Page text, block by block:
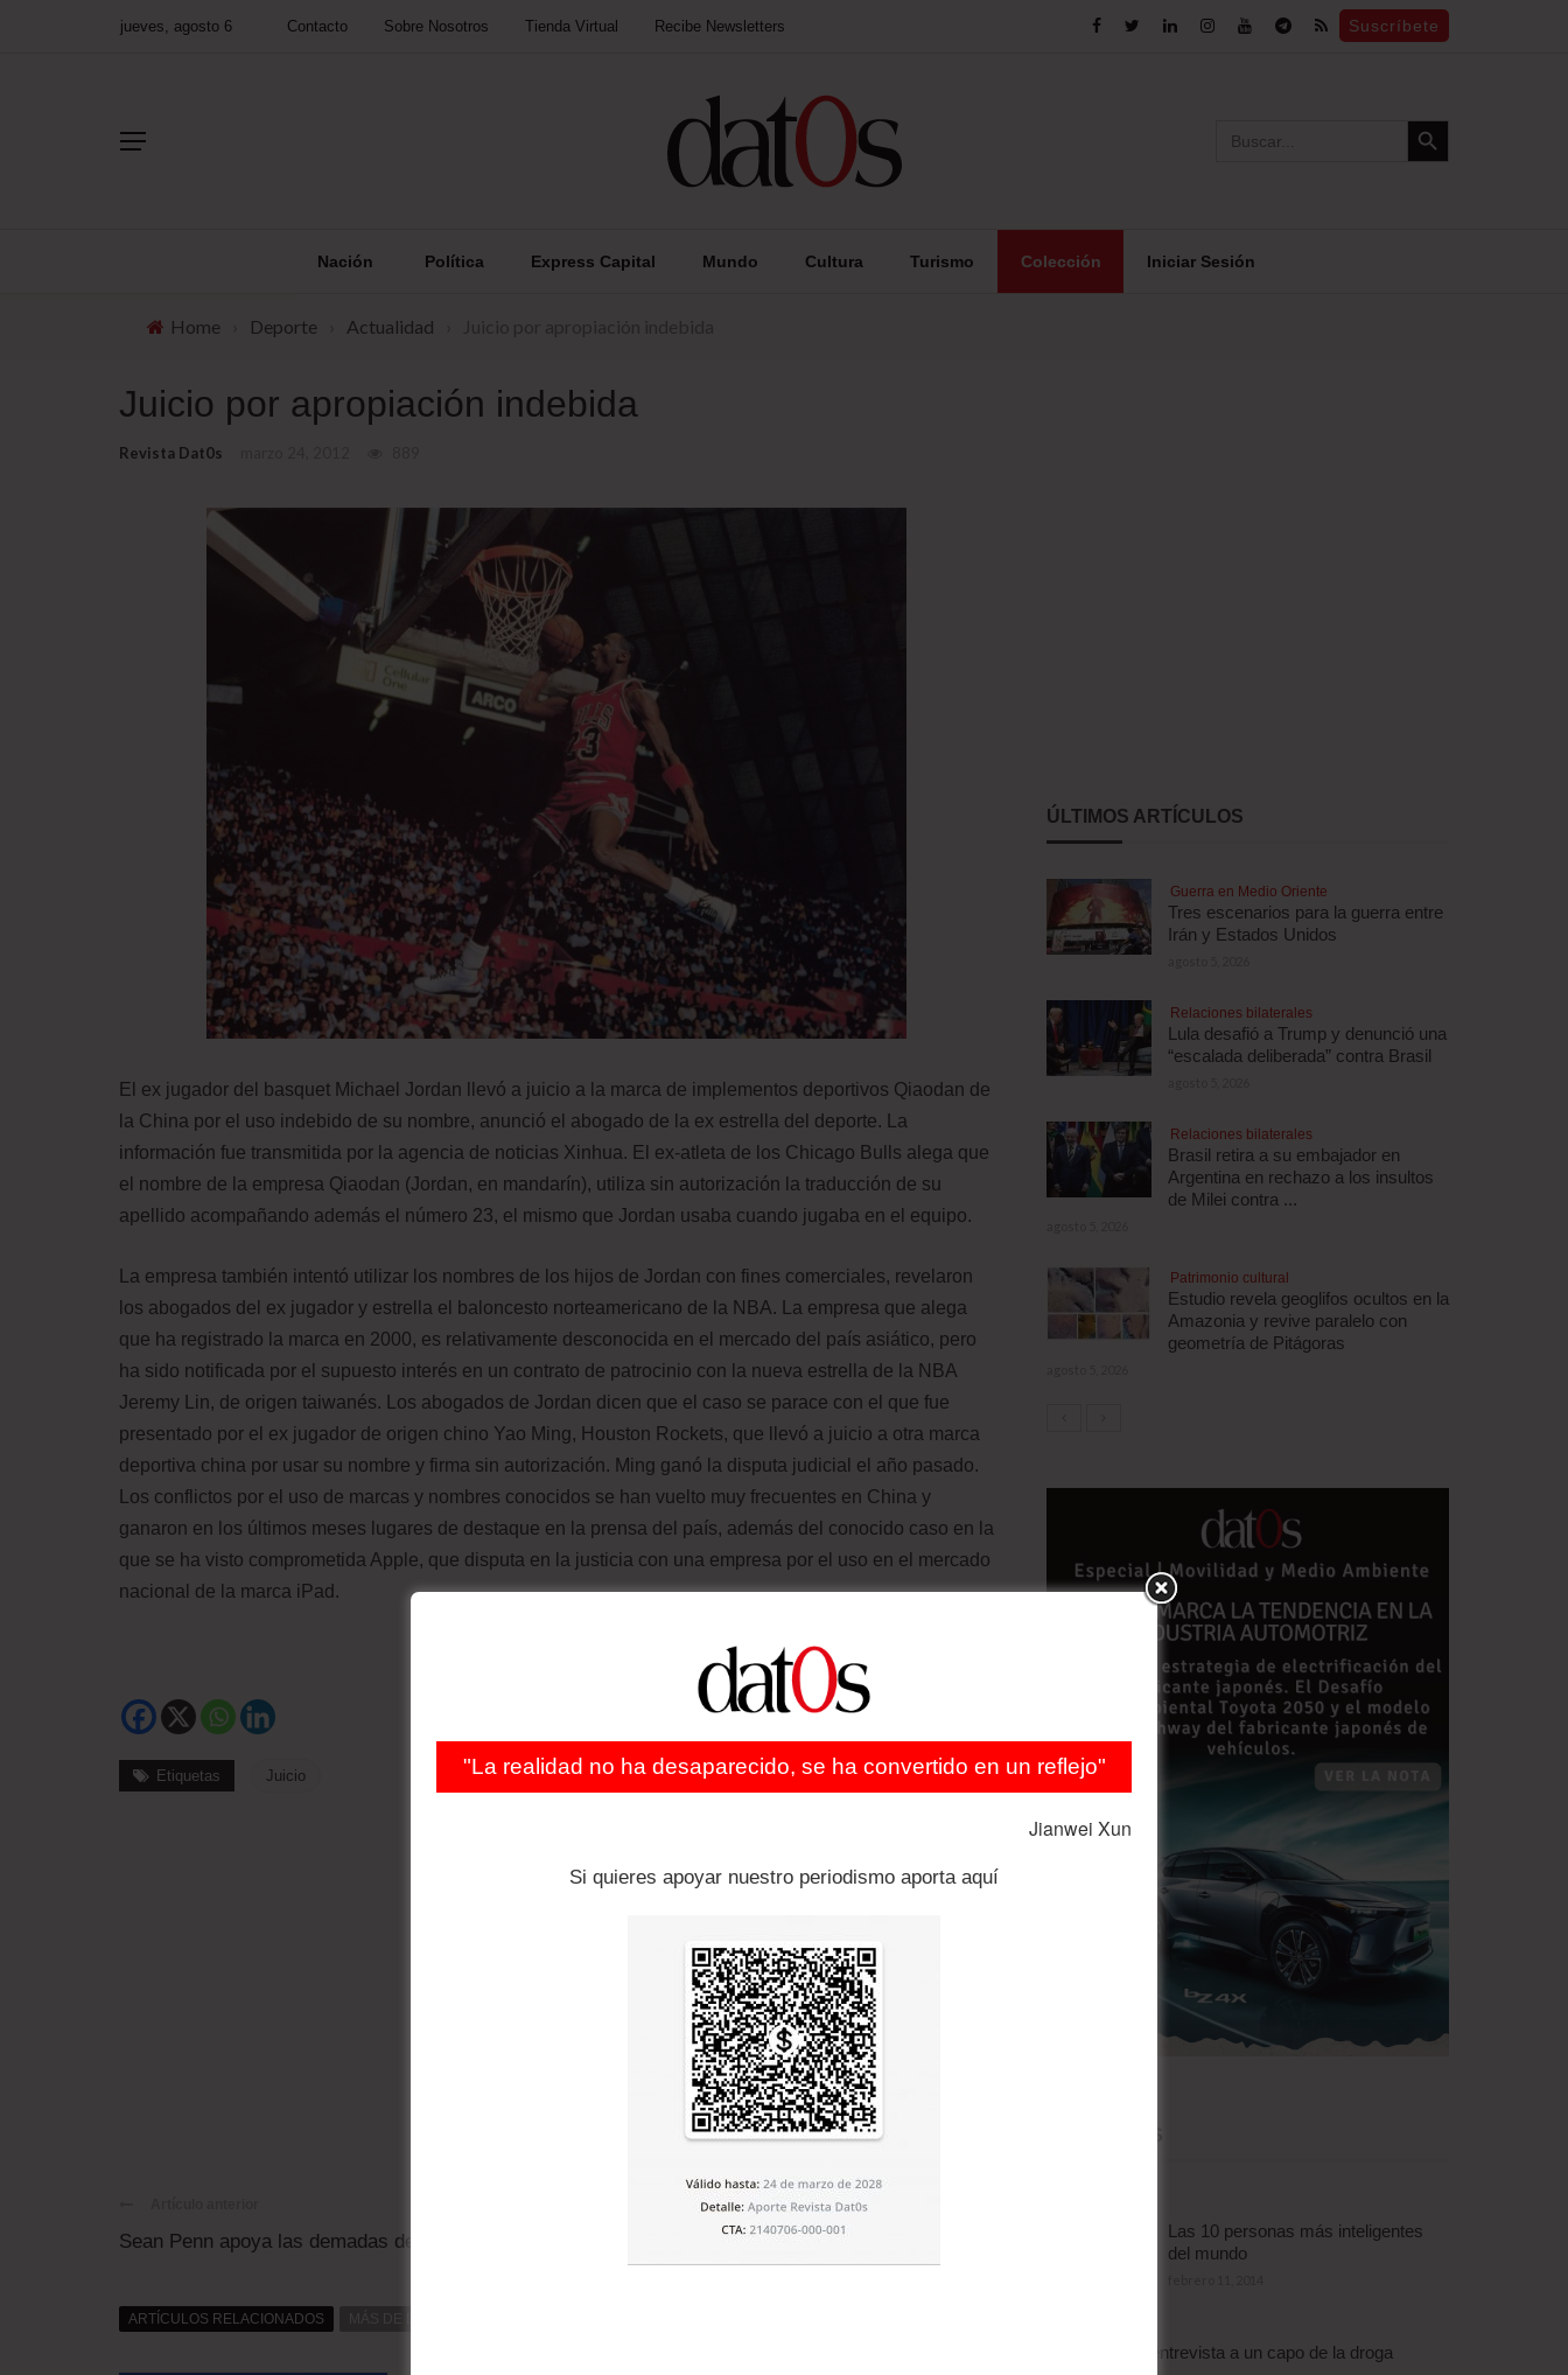
jueves, agosto 6 Contacto Sobre Nosotros Tienda Virtual Recibe Newsletters Suscríbete
for:
Search Button
Nación Política Express Capital Mundo Cultura Turismo Colección Iniciar Sesión
Home Deporte Actualidad
Juicio por apropiación indebida
Revista Dat0s
El ex jugador del basquet Michael Jordan llevó a juicio a la marca de implementos deportivos Qiaodan de
la China por el uso indebido de su nombre, anunció el abogado de la ex estrella del deporte. La
información fue transmitida por la agencia de noticias Xinhua. El ex-atleta de los Chicago Bulls alega que
el nombre de la empresa Qiaodan (Jordan, en mandarín), utiliza sin autorización la traducción de su
apellido acompañando además el número 23, el mismo que Jordan usaba cuando jugaba en el equipo.
La empresa también intentó utilizar los nombres de los hijos de Jordan con fines comerciales, revelaron
los abogados del ex jugador y estrella el baloncesto norteamericano de la NBA. La empresa que alega
que ha registrado la marca en 2000, es relativamente desconocida en el mercado del país asiático, pero
ha sido notificada por el supuesto interés en un contrato de patrocinio con la nueva estrella de la NBA
Jeremy Lin, de origen taiwanés. Los abogados de Jordan dicen que el caso se parace con el que fue
presentado por el ex jugador de origen chino Yao Ming, Houston Rockets, que llevó a juicio a otra marca
deportiva china por usar su nombre y firma sin autorización. Ming ganó la disputa judicial el año pasado.
Los conflictos por el uso de marcas y nombres conocidos se han vuelto muy frecuentes en China y
ganaron en los últimos meses lugares de destaque en la prensa del país, además del conocido caso en la
que se ha visto comprometida Apple, que disputa en la justicia con una empresa por el uso en el mercado
nacional de la marca iPad.
Etiquetas Juicio
Sean Penn apoya las demadas de soberanía
Artículo siguiente
Aviones con cabinas para sexo
ARTÍCULOS RELACIONADOS
ÚLTIMOS ARTÍCULOS
Guerra en Medio Oriente
Tres escenarios para la guerra entre
Irán y Estados Unidos
Relaciones bilaterales
Lula desafió a Trump y denunció una
“escalada deliberada” contra Brasil
Relaciones bilaterales
Brasil retira a su embajador en
Argentina en rechazo a los insultos
de Milei contra ...
Patrimonio cultural
Estudio revela geoglifos ocultos en la
Amazonia y revive paralelo con
geometría de Pitágoras
Las 10 personas más inteligentes
del mundo
Escalofriante entrevista a un capo de la droga
"La realidad no ha desaparecido, se ha convertido en un reflejo"
Jianwei Xun
Si quieres apoyar nuestro periodismo aporta aquí